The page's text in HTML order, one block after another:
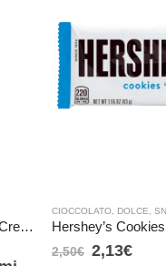
Harry Potter Houses Of Hogwarts Crests Candy Tin – Tasso Rosso
CIOCCOLATO, DOLCE,
Hershey’s
2,50€ 2,13€